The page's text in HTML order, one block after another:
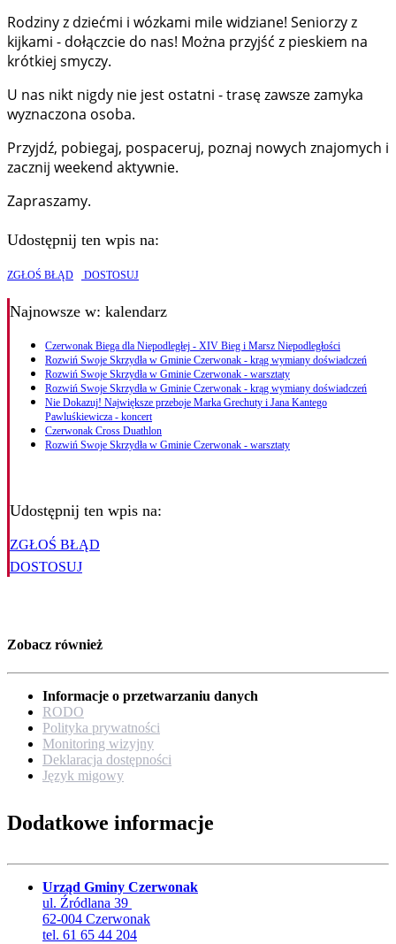
Rodziny z dziećmi i wózkami mile widziane! Seniorzy z
kijkami - dołączcie do nas! Można przyjść z pieskiem na
krótkiej smyczy.
U nas nikt nigdy nie jest ostatni - trasę zawsze zamyka
wyznaczona osoba.
Przyjdź, pobiegaj, pospaceruj, poznaj nowych znajomych i
zacznij weekend aktywnie.
Zapraszamy.
Udostępnij ten wpis na:
ZGŁOŚ BŁĄD DOSTOSUJ
Najnowsze w: kalendarz
Czerwonak Biega dla Niepodległej - XIV Bieg i Marsz Niepodległości
Rozwiń Swoje Skrzydła w Gminie Czerwonak - krąg wymiany doświadczeń
Rozwiń Swoje Skrzydła w Gminie Czerwonak - warsztaty
Rozwiń Swoje Skrzydła w Gminie Czerwonak - krąg wymiany doświadczeń
Nie Dokazuj! Największe przeboje Marka Grechuty i Jana Kantego
Pawluśkiewicza - koncert
Czerwonak Cross Duathlon
Rozwiń Swoje Skrzydła w Gminie Czerwonak - warsztaty
Udostępnij ten wpis na:
ZGŁOŚ BŁĄD
DOSTOSUJ
Zobacz również
Informacje o przetwarzaniu danych
RODO
Polityka prywatności
Monitoring wizyjny
Deklaracja dostępności
Język migowy
Dodatkowe informacje
Urząd Gminy Czerwonak
ul. Źródlana 39
62-004 Czerwonak
tel. 61 65 44 204